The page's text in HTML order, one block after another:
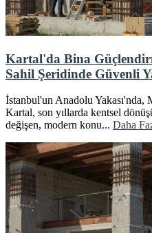
Kartal'da Bina
Sahil Şeridinde Güvenli
İstanbul'un Anadolu Yakası'nda,
Kartal, son yıllarda kentsel
değişen, modern konu... Daha